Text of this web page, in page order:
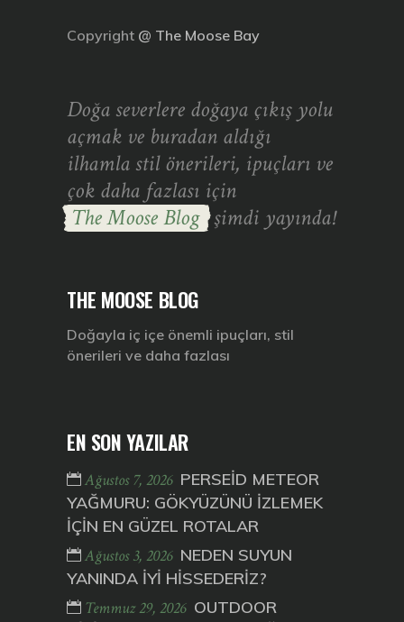
Copyright @ The Moose Bay
Doğa severlere doğaya çıkış yolu
açmak ve buradan aldığı
ilhamla stil önerileri, ipuçları ve
çok daha fazlası için
The Moose Blog şimdi yayında!
THE MOOSE BLOG
Doğayla iç içe önemli ipuçları, stil
önerileri ve daha fazlası
EN SON YAZILAR
Ağustos 7, 2026 PERSEİD METEOR
YAĞMURU: GÖKYÜZÜNÜ İZLEMEK
İÇİN EN GÜZEL ROTALAR
Ağustos 3, 2026 NEDEN SUYUN
YANINDA İYİ HİSSEDERİZ?
Temmuz 29, 2026 OUTDOOR